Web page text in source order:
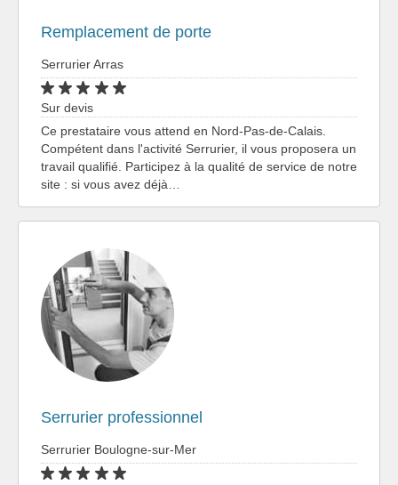
Remplacement de porte
Serrurier Arras
Sur devis
Ce prestataire vous attend en Nord-Pas-de-Calais.
Compétent dans l'activité Serrurier, il vous proposera un
travail qualifié. Participez à la qualité de service de notre
site : si vous avez déjà…
Serrurier professionnel
Serrurier Boulogne-sur-Mer